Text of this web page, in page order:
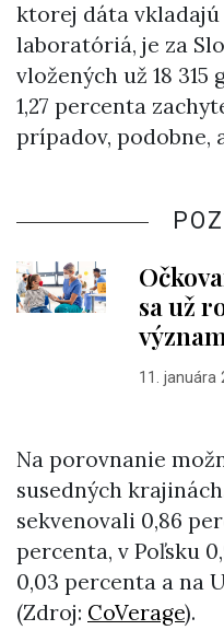
ktorej dáta vkladajú
laboratóriá, je za
vložených už 18
1,27 percenta
prípadov, podobne,
sa už
11. januára
Na porovnanie
susedných
sekvenovali 0,86
percenta, v Poľsku
0,03 percenta a na
(Zdroj: CoVerage).